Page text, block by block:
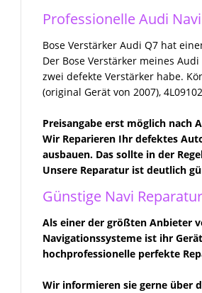
Professionelle Audi
Bose Verstärker Audi Q7 hat
Der Bose Verstärker meines
zwei defekte Verstärker habe.
(original Gerät von 2007),
Preisangabe erst möglich nach
Wir Reparieren Ihr defektes
ausbauen. Das sollte in der
Unsere Reparatur ist deutlich
Günstige Navi Reparatur
Als einer der größten Anbieter
Navigationssysteme ist ihr
hochprofessionelle perfekte
Wir informieren sie gerne über